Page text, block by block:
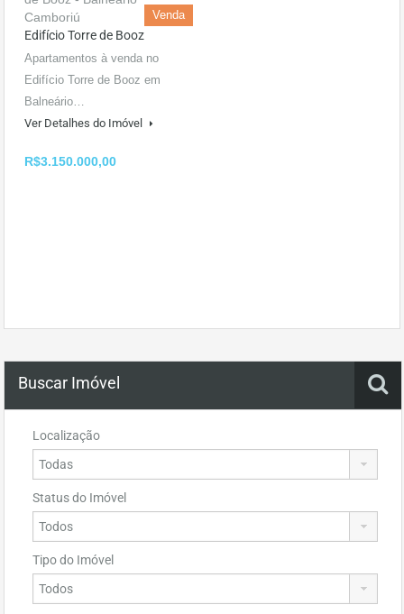
Venda
Edifício Torre de Booz
Apartamentos à venda no
Edifício Torre de Booz em
Balneário…
Ver Detalhes do Imóvel
R$3.150.000,00
Buscar Imóvel
Localização
Status do Imóvel
Tipo do Imóvel